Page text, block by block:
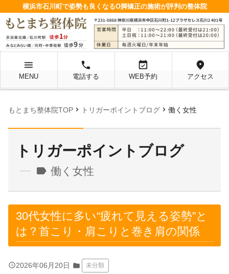
横浜市石川町で姿勢も良くなるO脚矯正の施術が評判の整体院
menu
MENU
local_phone
電話する
event_available
WEB予約
location_on
アクセス
もとまち整体院TOP chevron_right トリガーポイントブログ chevron_right 働く女性
トリガーポイントブログ
label 働く女性
30代女性に多い“疲れて見える姿勢”と
は？首こり・肩こりと巻き肩の関係
query_builder2026年06月20日 folder 未分類